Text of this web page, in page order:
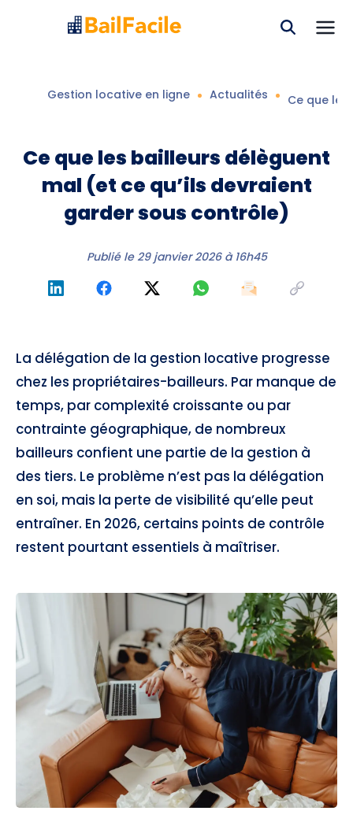
Gestion locative en ligne Actualités Ce que
Ce que les bailleurs délèguent
mal (et ce qu’ils devraient
garder sous contrôle)
Publié le 29 janvier 2026 à 16h45
La délégation de la gestion locative progresse
chez les propriétaires-bailleurs. Par manque de
temps, par complexité croissante ou par
contrainte géographique, de nombreux
bailleurs confient une partie de la gestion à
des tiers. Le problème n’est pas la délégation
en soi, mais la perte de visibilité qu’elle peut
entraîner. En 2026, certains points de contrôle
restent pourtant essentiels à maîtriser.